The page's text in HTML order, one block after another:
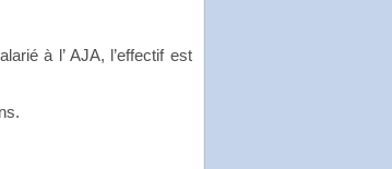
à l’ AJA, l’effectif est